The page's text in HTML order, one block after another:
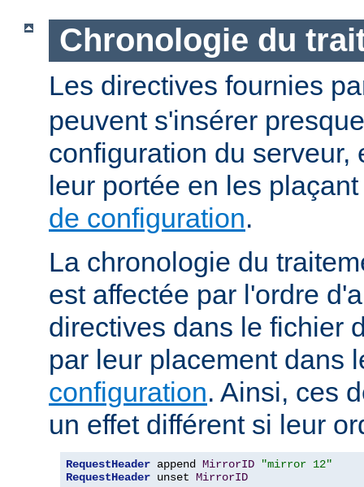
Chronologie du
Les directives fournies
peuvent s'insérer
configuration du serveur,
leur portée en les
de configuration.
La chronologie du
est affectée par l'ordre
directives dans le fichier
par leur placement dans
configuration. Ainsi, ces
un effet différent si leur
RequestHeader append MirrorID
"mirror 12"
RequestHeader unset MirrorID